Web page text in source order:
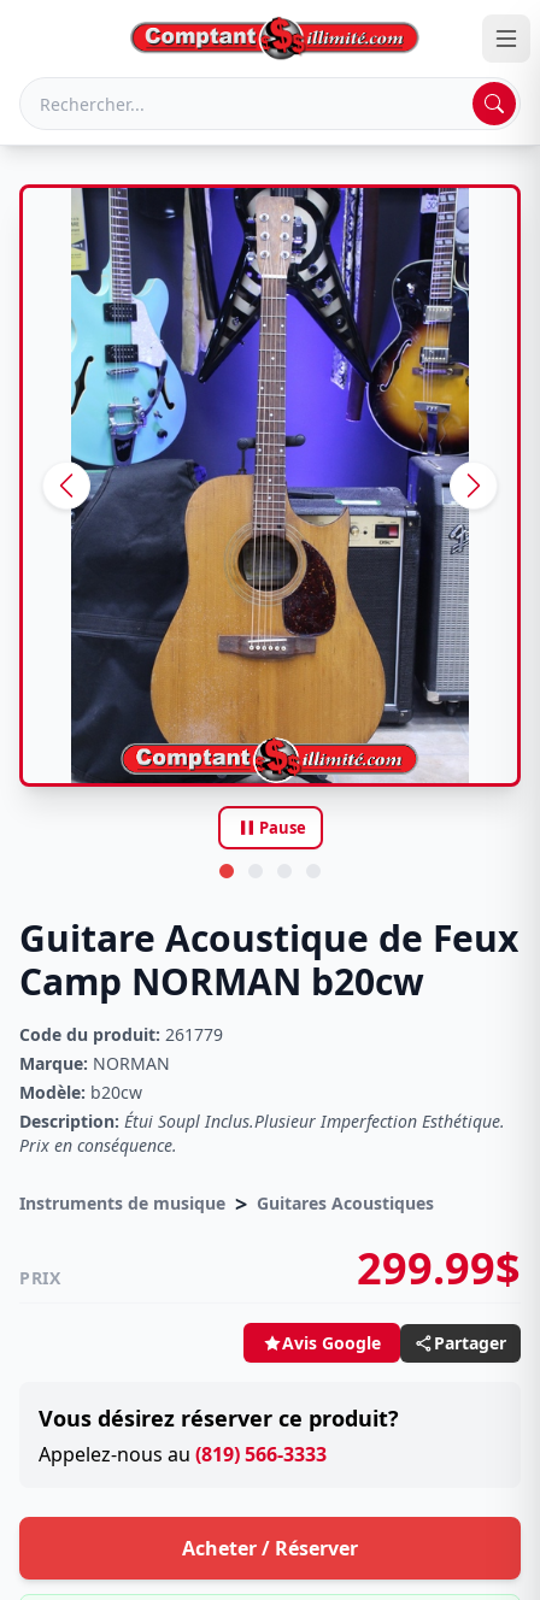
pause Pause
Guitare Acoustique de Feux
Camp NORMAN b20cw
Code du produit: 261779
Marque: NORMAN
Modèle: b20cw
Description: Étui Soupl Inclus.Plusieur Imperfection Esthétique.
Prix en conséquence.
Instruments de musique > Guitares Acoustiques
PRIX 299.99$
Avis Google Partager
Vous désirez réserver ce produit?
Appelez-nous au (819) 566-3333
Acheter / Réserver